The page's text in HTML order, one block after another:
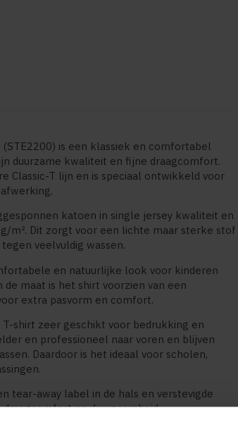
is een klassiek en comfortabel
duurzame kwaliteit en fijne draagcomfort.
Classic-T lijn en is speciaal ontwikkeld voor
katoen in single jersey kwaliteit en
m². Dit zorgt voor een lichte maar sterke stof
veelvuldig wassen.
en natuurlijke look voor kinderen
maat is het shirt voorzien van een
extra pasvorm en comfort.
shirt zeer geschikt voor bedrukking en
en professioneel naar voren en blijven
Daardoor is het ideaal voor scholen,
tear-away label in de hals en verstevigde
en duurzaamheid.